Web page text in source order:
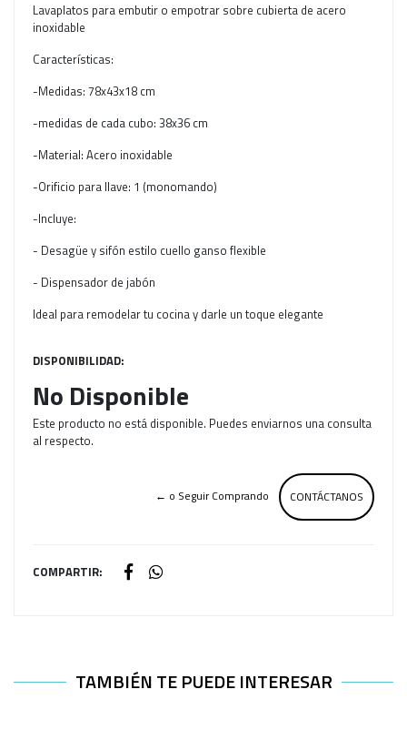
Lavaplatos para embutir o empotrar sobre cubierta de acero
inoxidable
Características:
-Medidas: 78x43x18 cm
-medidas de cada cubo: 38x36 cm
-Material: Acero inoxidable
-Orificio para llave: 1 (monomando)
-Incluye:
- Desagüe y sifón estilo cuello ganso flexible
- Dispensador de jabón
Ideal para remodelar tu cocina y darle un toque elegante
DISPONIBILIDAD:
No Disponible
Este producto no está disponible. Puedes enviarnos una consulta
al respecto.
CONTÁCTANOS
← o Seguir Comprando
COMPARTIR:
TAMBIÉN TE PUEDE INTERESAR